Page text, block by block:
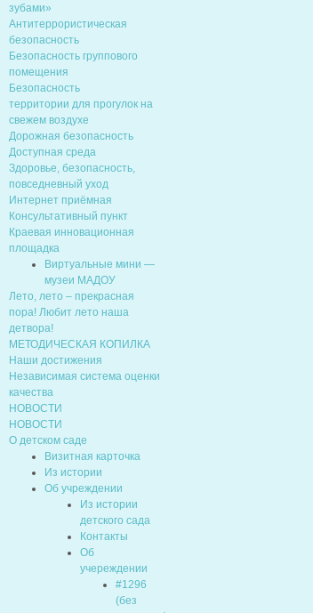
зубами»
Антитеррористическая
безопасность
Безопасность группового
помещения
Безопасность
территории для прогулок на
свежем воздухе
Дорожная безопасность
Доступная среда
Здоровье, безопасность,
повседневный уход
Интернет приёмная
Консультативный пункт
Краевая инновационная
площадка
Виртуальные мини —
музеи МАДОУ
Лето, лето – прекрасная
пора! Любит лето наша
детвора!
МЕТОДИЧЕСКАЯ КОПИЛКА
Наши достижения
Независимая система оценки
качества
НОВОСТИ
НОВОСТИ
О детском саде
Визитная карточка
Из истории
Об учреждении
Из истории
детского сада
Контакты
Об
учереждении
#1296
(без